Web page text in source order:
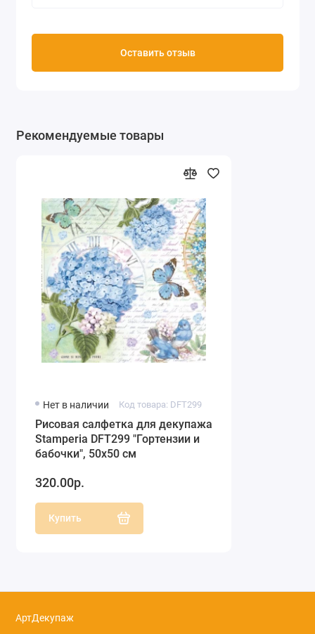
Оставить отзыв
Рекомендуемые товары
Нет в наличии Код товара: DFT299
Рисовая салфетка для декупажа
Stamperia DFT299 "Гортензии и
бабочки", 50х50 см
320.00р.
Купить
АртДекупаж